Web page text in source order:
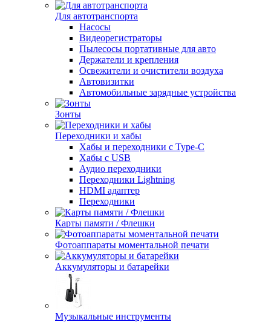
Для автотранспорта
Насосы
Видеорегистраторы
Пылесосы портативные для авто
Держатели и крепления
Освежители и очистители воздуха
Автовизитки
Автомобильные зарядные устройства
Зонты
Переходники и хабы
Хабы и переходники с Type-C
Хабы с USB
Аудио переходники
Переходники Lightning
HDMI адаптер
Переходники
Карты памяти / Флешки
Фотоаппараты моментальной печати
Аккумуляторы и батарейки
Музыкальные инструменты